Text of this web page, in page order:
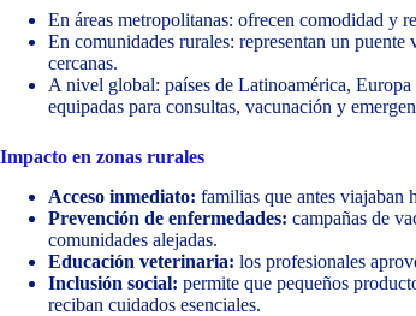
En áreas metropolitanas: ofrecen comodidad y
En comunidades rurales: representan un
cercanas.
A nivel global: países de Latinoamérica,
equipadas para consultas, vacunación y
Impacto en zonas rurales
Acceso inmediato: familias que antes viajaban
Prevención de enfermedades: campañas de
comunidades alejadas.
Educación veterinaria: los profesionales
Inclusión social: permite que pequeños
reciban cuidados esenciales.